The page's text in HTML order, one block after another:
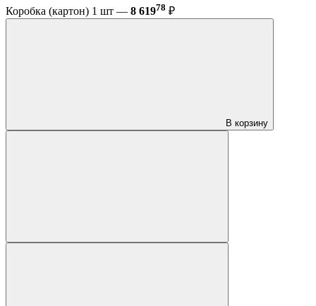
Коробка (картон) 1 шт — 8 61978 ₽
В корзину